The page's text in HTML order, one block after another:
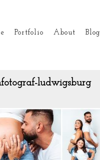
Portfolio About Blog
ludwigsburg